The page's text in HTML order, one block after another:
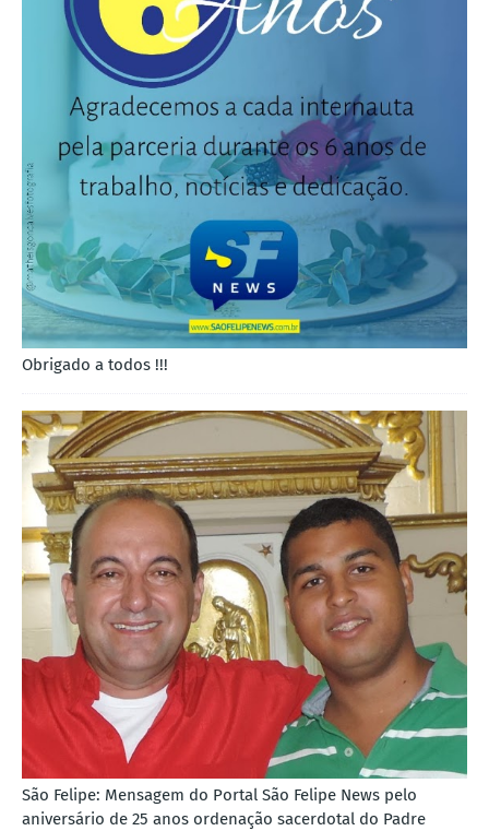
Obrigado a todos !!!
São Felipe: Mensagem do Portal São Felipe News pelo
aniversário de 25 anos ordenação sacerdotal do Padre